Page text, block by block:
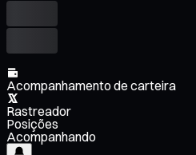
Acompanhamento de carteira
Rastreador
Posições
Acompanhando